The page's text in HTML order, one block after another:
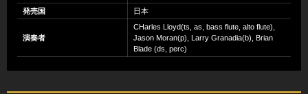
発売国
日本
演奏者
CHarles Lloyd(ts, as, bass flute, alto flute),
Jason Moran(p), Larry Granadia(b), Brian
Blade (ds, perc)